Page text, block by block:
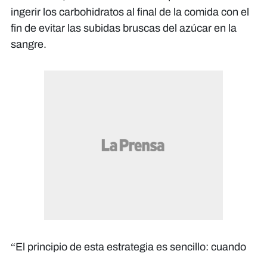
ingerir los carbohidratos al final de la comida con el
fin de evitar las subidas bruscas del azúcar en la
sangre.
“El principio de esta estrategia es sencillo: cuando